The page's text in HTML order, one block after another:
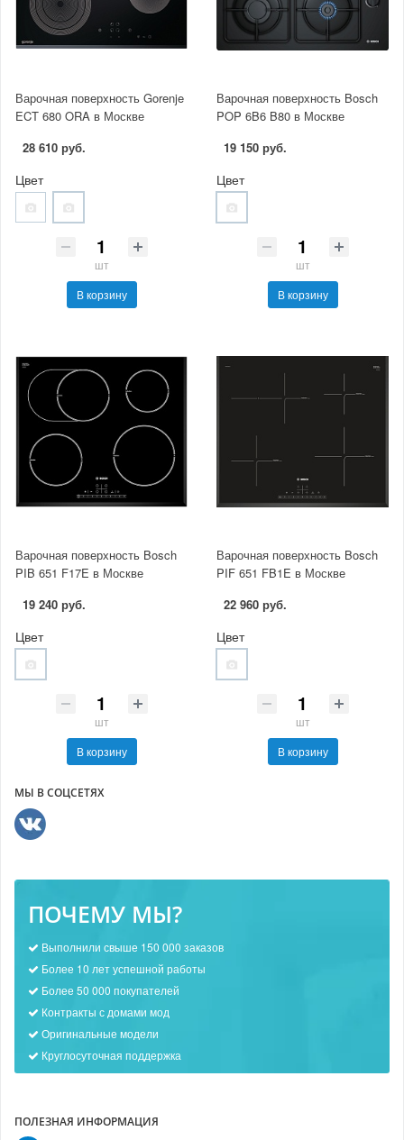
Варочная поверхность Gorenje
ECT 680 ORA в Москве
28 610 руб.
Цвет
шт
В корзину
Варочная поверхность Bosch
POP 6B6 B80 в Москве
19 150 руб.
Цвет
шт
В корзину
Варочная поверхность Bosch
PIB 651 F17E в Москве
19 240 руб.
Цвет
шт
В корзину
Варочная поверхность Bosch
PIF 651 FB1E в Москве
22 960 руб.
Цвет
шт
В корзину
МЫ В СОЦСЕТЯХ
ПОЧЕМУ МЫ?
Выполнили свыше 150 000 заказов
Более 10 лет успешной работы
Более 50 000 покупателей
Контракты с домами мод
Оригинальные модели
Круглосуточная поддержка
ПОЛЕЗНАЯ ИНФОРМАЦИЯ